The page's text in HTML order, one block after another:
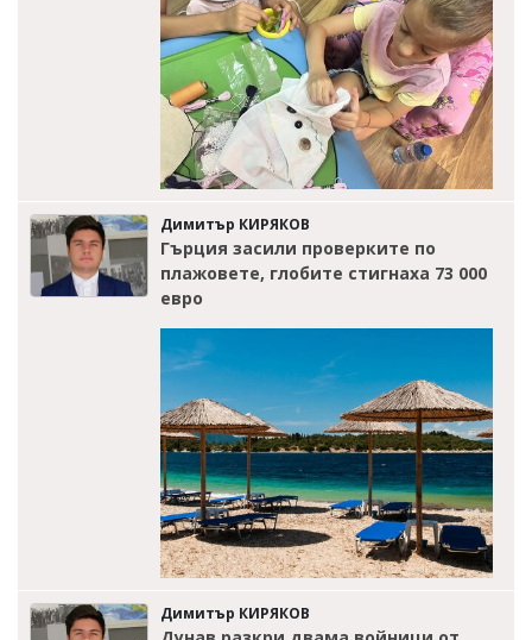
Димитър КИРЯКОВ
Гърция засили проверките по
плажовете, глобите стигнаха 73 000
евро
Димитър КИРЯКОВ